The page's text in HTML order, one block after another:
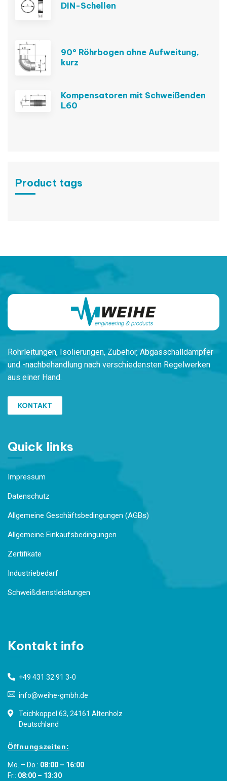
DIN-Schellen
90° Röhrbogen ohne Aufweitung,
kurz
Kompensatoren mit Schweißenden
L60
Product tags
Rohrleitungen, Isolierungen, Zubehör, Abgasschalldämpfer
und -nachbehandlung nach verschiedensten Regelwerken
aus einer Hand.
KONTAKT
Quick links
Impressum
Datenschutz
Allgemeine Geschäftsbedingungen (AGBs)
Allgemeine Einkaufsbedingungen
Zertifikate
Industriebedarf
Schweißdienstleistungen
Kontakt info
+49 431 32 91 3-0
info@weihe-gmbh.de
Teichkoppel 63, 24161 Altenholz
Deutschland
Öffnungszeiten:
Mo. – Do.: 08:00 – 16:00
Fr.: 08:00 – 13:30